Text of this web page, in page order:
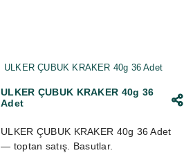
ULKER ÇUBUK KRAKER 40g 36 Adet
ULKER ÇUBUK KRAKER 40g 36
Adet
ULKER ÇUBUK KRAKER 40g 36 Adet
— toptan satış. Basutlar.